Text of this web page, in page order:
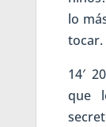
lo
tocar.
14′
que